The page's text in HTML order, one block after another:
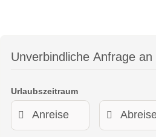
Unverbindliche Anfrage an
Urlaubszeitraum